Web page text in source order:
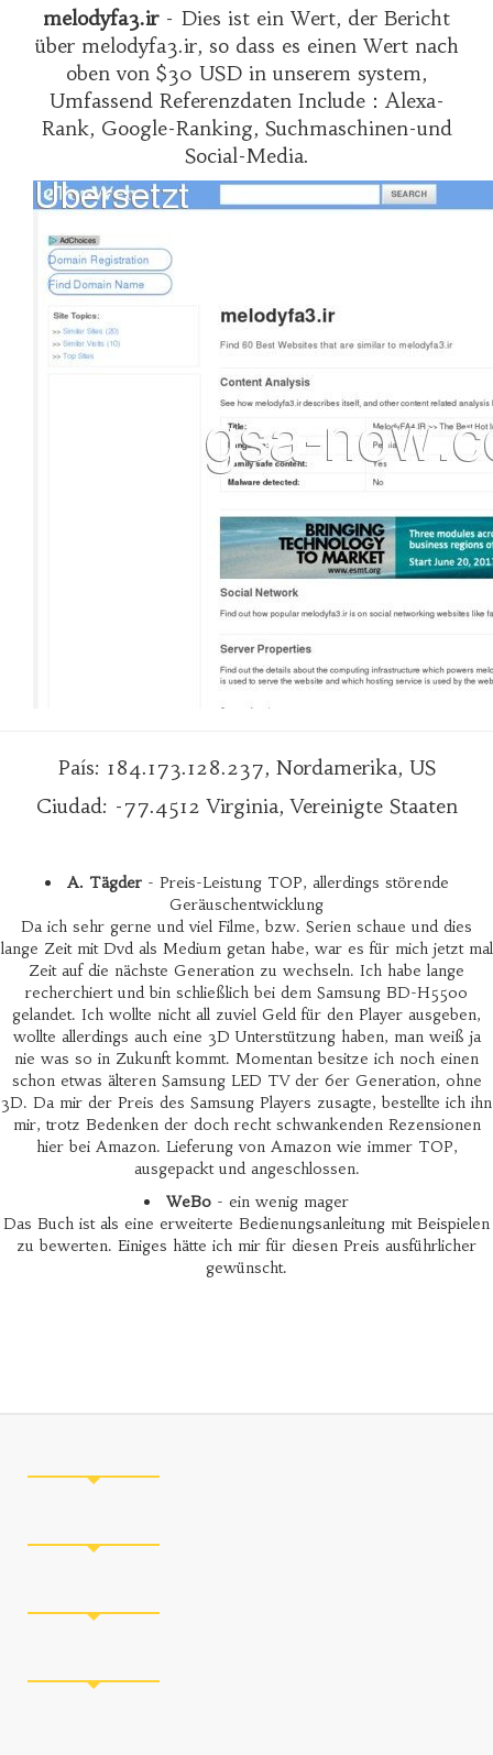
melodyfa3.ir- Dies ist ein Wert, der Bericht
über melodyfa3.ir, so dass es einen Wert nach
oben von $30 USD in unserem system,
Umfassend Referenzdaten Include：Alexa-
Rank, Google-Ranking, Suchmaschinen-und
Social-Media.
País: 184.173.128.237, Nordamerika, US
Ciudad: -77.4512 Virginia, Vereinigte Staaten
A. Tägder- Preis-Leistung TOP, allerdings störende
Geräuschentwicklung
Da ich sehr gerne und viel Filme, bzw. Serien schaue und dies
lange Zeit mit Dvd als Medium getan habe, war es für mich jetzt mal
Zeit auf die nächste Generation zu wechseln. Ich habe lange
recherchiert und bin schließlich bei dem Samsung BD-H5500
gelandet. Ich wollte nicht all zuviel Geld für den Player ausgeben,
wollte allerdings auch eine 3D Unterstützung haben, man weiß ja
nie was so in Zukunft kommt. Momentan besitze ich noch einen
schon etwas älteren Samsung LED TV der 6er Generation, ohne
3D. Da mir der Preis des Samsung Players zusagte, bestellte ich ihn
mir, trotz Bedenken der doch recht schwankenden Rezensionen
hier bei Amazon. Lieferung von Amazon wie immer TOP,
ausgepackt und angeschlossen.
WeBo - ein wenig mager
Das Buch ist als eine erweiterte Bedienungsanleitung mit Beispielen
zu bewerten. Einiges hätte ich mir für diesen Preis ausführlicher
gewünscht.